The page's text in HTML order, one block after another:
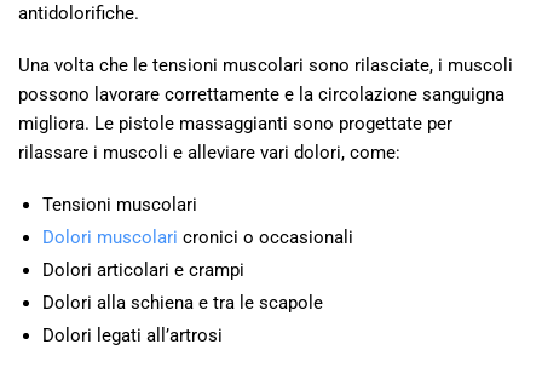
antidolorifiche.
Una volta che le tensioni muscolari sono rilasciate, i muscoli
possono lavorare correttamente e la circolazione sanguigna
migliora. Le pistole massaggianti sono progettate per
rilassare i muscoli e alleviare vari dolori, come:
Tensioni muscolari
Dolori muscolari cronici o occasionali
Dolori articolari e crampi
Dolori alla schiena e tra le scapole
Dolori legati all’artrosi